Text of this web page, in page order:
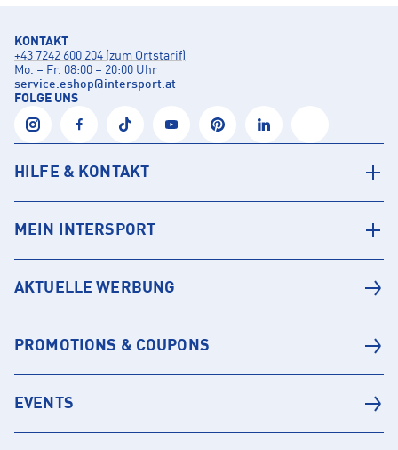
KONTAKT
+43 7242 600 204 (zum Ortstarif)
Mo. – Fr. 08:00 – 20:00 Uhr
service.eshop@intersport.at
FOLGE UNS
HILFE & KONTAKT
MEIN INTERSPORT
AKTUELLE WERBUNG
PROMOTIONS & COUPONS
EVENTS